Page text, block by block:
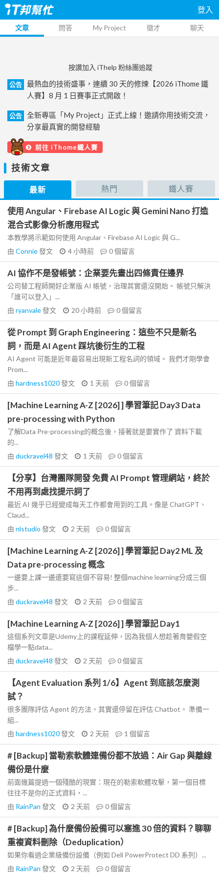
登入
文章 問答 My Project 徵才 聊天
按讚加入 iThelp 粉絲團追蹤
公告
最熱血的技術盛事，連續 30 天的修煉【2026 iThome 鐵
人賽】8 月 1 日賽事正式開啟！
公告
全新專區「My Project」正式上線！邀請你用技術交流，
分享最真實的開發經驗
前往 iThome鐵人賽
技術文章
最新 熱門 鐵人賽
使用 Angular、Firebase AI Logic 與 Gemini Nano 打造
混合式影像分析應用程式
本教學將示範如何使用 Angular、Firebase AI Logic 與 G...
由 Connie發文 4 小時前 0個留言
AI 協作不是發帳號：企業要先畫出四條責任邊界
公司替工程師開好企業版 AI 帳號，治理其實還沒開始。 帳號只解決
「誰可以登入」...
由 ryanvale發文 20 小時前 0個留言
從 Prompt 到 Graph Engineering：這些不只是新名
詞，而是 AI Agent 踩坑後衍生的工程
AI Agent 可能是近年最容易出現新工程名詞的領域。 我們才剛學會
Prom...
由 hardness1020發文 1 天前 0個留言
[Machine Learning A-Z [2026] ] 學習筆記 Day3 Data
pre-processing with Python
了解Data Pre-processing的概念後，接著就是要實作了 資料下載
的...
由 duckravel48 發文 1 天前 0個留言
【分享】台灣團隊開發 免費 AI Prompt 管理網站，終於
不用再到處找提示詞了
最近 AI 幾乎已經變成每天工作都會用到的工具。像是 ChatGPT、
Claud...
由 nlstudio 發文 2 天前 0個留言
[Machine Learning A-Z [2026] ] 學習筆記 Day2 ML 及
Data pre-processing 概念
一邊要上課一邊還要寫這個不容易! 整個machine learning分成三個
步...
由 duckravel48 發文 2 天前 0個留言
[Machine Learning A-Z [2026] ] 學習筆記 Day1
這個系列文章是Udemy上的課程延伸，因為我個人想趁著育嬰假空
檔學一點data...
由 duckravel48 發文 2 天前 0個留言
【Agent Evaluation 系列 1/6】Agent 到底該怎麼測
試？
很多團隊評估 Agent 的方法，其實還停留在評估 Chatbot。 準備一
組...
由 hardness1020發文 2 天前 1 個留言
# [Backup] 當勒索軟體連備份都不放過：Air Gap 與離線
備份是什麼
前面幾篇提過一個殘酷的現實：現在的勒索軟體攻擊，第一個目標
往往不是你的正式資料，...
由 RainPan 發文 2 天前 0個留言
# [Backup] 為什麼備份設備可以塞進 30 倍的資料？聊聊
重複資料刪除（Deduplication）
如果你看過企業級備份設備（例如 Dell PowerProtect DD 系列）...
由 RainPan 發文 2 天前 0個留言